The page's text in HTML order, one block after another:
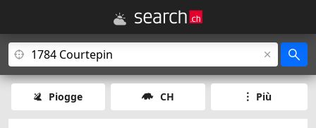
Piogge CH Più